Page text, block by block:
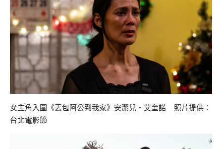
女主角入圍《丟包阿公到我家》安潔兒・艾奎諾 照片提供：
台北電影節